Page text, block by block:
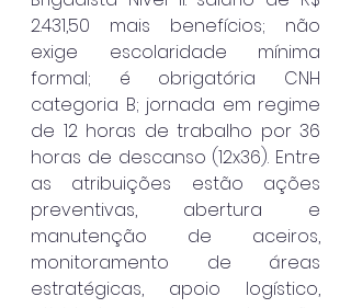
2.431,50 mais benefícios; não
exige escolaridade mínima
formal; é obrigatória CNH
categoria B; jornada em regime
de 12 horas de trabalho por 36
horas de descanso (12x36). Entre
as atribuições estão ações
preventivas, abertura e
manutenção de aceiros,
monitoramento de áreas
estratégicas, apoio logístico,